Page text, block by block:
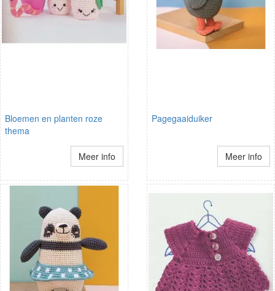
Bloemen en planten roze
thema
Meer info
Pagegaaiduiker
Meer info